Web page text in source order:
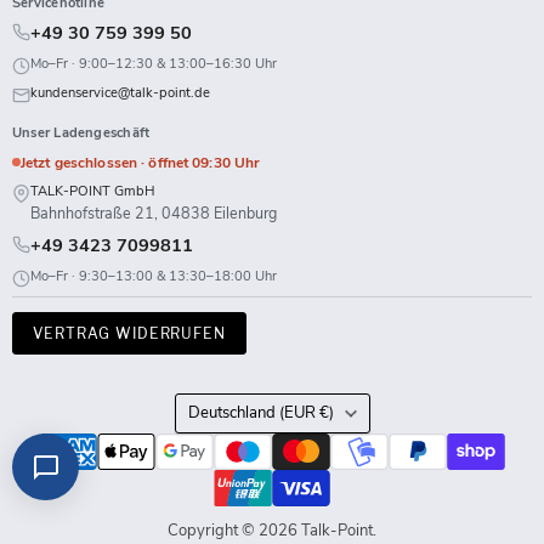
+49 30 759 399 50
Mo–Fr · 9:00–12:30 & 13:00–16:30 Uhr
kundenservice@talk-point.de
Unser Ladengeschäft
Jetzt geschlossen · öffnet 09:30 Uhr
TALK-POINT GmbH
Bahnhofstraße 21, 04838 Eilenburg
+49 3423 7099811
Mo–Fr · 9:30–13:00 & 13:30–18:00 Uhr
VERTRAG WIDERRUFEN
Land
Deutschland (EUR €)
Copyright © 2026 Talk-Point.